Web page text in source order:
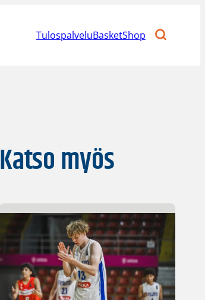
TulospalveluBasketShop
Katso myös